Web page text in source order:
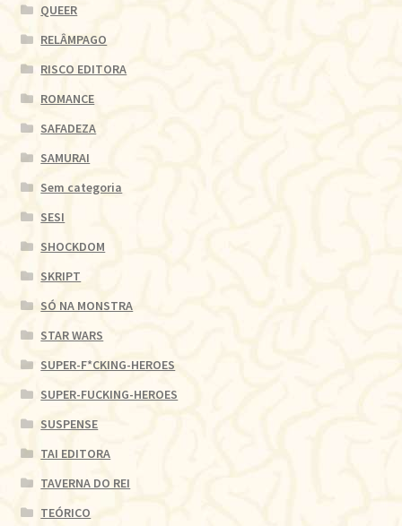
QUEER
RELÂMPAGO
RISCO EDITORA
ROMANCE
SAFADEZA
SAMURAI
Sem categoria
SESI
SHOCKDOM
SKRIPT
SÓ NA MONSTRA
STAR WARS
SUPER-F*CKING-HEROES
SUPER-FUCKING-HEROES
SUSPENSE
TAI EDITORA
TAVERNA DO REI
TEÓRICO